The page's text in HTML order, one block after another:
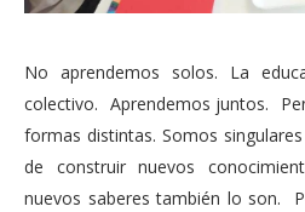
No aprendemos solos. La
colectivo. Aprendemos juntos.
formas distintas. Somos
de construir nuevos
nuevos saberes también lo son.